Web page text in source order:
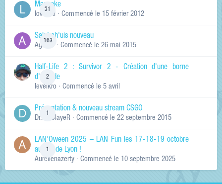
31
Manneke
lowskill · Commencé le 15 février 2012
163
Salut ch'uis nouveau
Ag0Nie · Commencé le 26 mai 2015
2
Half-Life 2 : Survivor 2 - Création d'une borne
d'arcade
levelkro · Commencé le 5 avril
1
Présentation & nouveau stream CSGO
Dr.KinSlayeR · Commencé le 22 septembre 2015
1
LAN'Oween 2025 – LAN Fun les 17-18-19 octobre
au sud de Lyon !
Aurelienazerty · Commencé le 10 septembre 2025